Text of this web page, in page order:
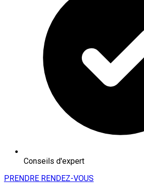
Conseils d'expert
PRENDRE RENDEZ-VOUS